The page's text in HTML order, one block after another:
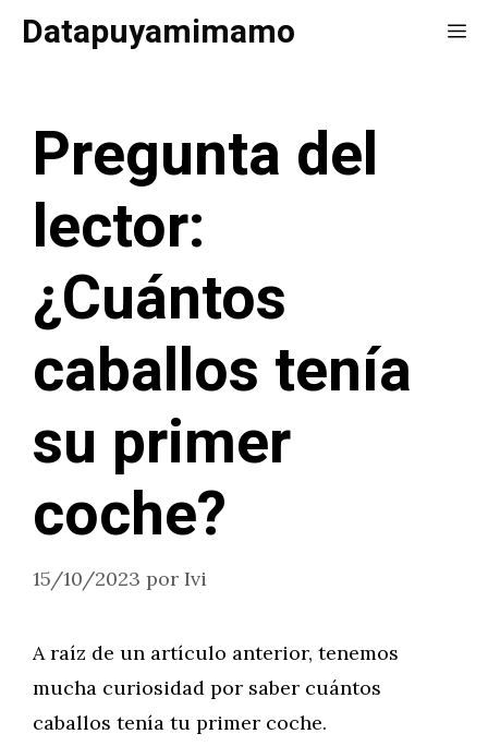
SaltarDatapuyamimamo
Pregunta del
lector:
¿Cuántos
caballos tenía
su primer
coche?
15/10/2023 por Ivi
A raíz de un artículo anterior, tenemos
mucha curiosidad por saber cuántos
caballos tenía tu primer coche.